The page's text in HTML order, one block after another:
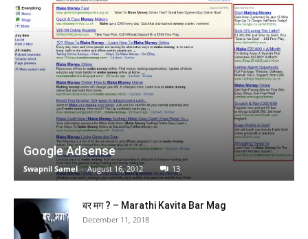
writers - Rithvik Singh
(475124) ₹255.00 (as of February 25, 2026 03:21 GMT +05:30 -More info)
that break in quiet
(445237
Google Adsense
Swapnil Samel - August 16, 2012 13
बर मग ? – Marathi Kavita Bar Mag
December 11, 2018